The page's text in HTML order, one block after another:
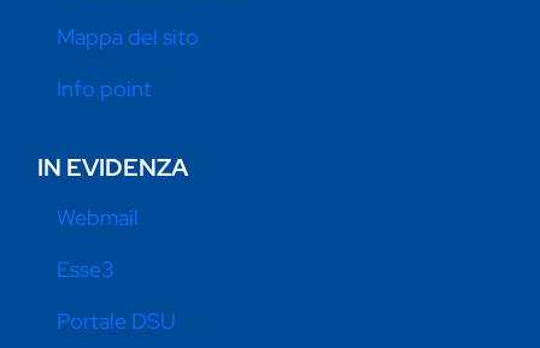
Mappa del sito
Info point
IN EVIDENZA
Webmail
Esse3
Portale DSU